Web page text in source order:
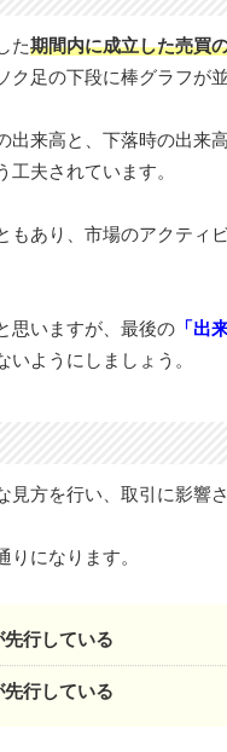
た期間内に成立した売買
足の下段に棒グラフが
来高と、下落時の出来
夫されています。
もあり、市場のアクティ
思いますが、最後の 「出
いようにしましょう。
方を行い、取引に影響
になります。
行している
行している